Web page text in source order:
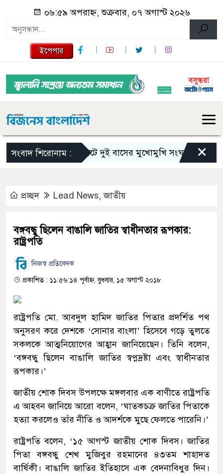
০৬:৫৯ অপরাহ্ন, শুক্রবার, ০৭ অগাস্ট ২০২৬
ইপেপার
সংবাদ শিরোনাম :সিলেটে দুই বাসের মুখোমুখি সংঘর্ষে নিহত বেড়ে ৯
×
প্রচ্ছদ Lead News,জাতীয়
বঙ্গবন্ধু ছিলেন বাঙালি জাতির স্বাধীনতার রূপকার:
রাষ্ট্রপতি
নিজস্ব প্রতিবেদক
প্রকাশিত : ১১:৫৬:১৪ পূর্বাহ্ন, বুধবার, ১৫ অগাস্ট ২০১৮
রাষ্ট্রপতি মো. আবদুল হামিদ জাতির পিতার প্রদর্শিত পথ
অনুসরণ করে দেশকে ‘সোনার বাংলা’ হিসেবে গড়ে তুলতে
সকলকে আত্মনিয়োগের আহ্বান জানিয়েছেন। তিনি বলেন,
‘বঙ্গবন্ধু ছিলেন বাঙালি জাতির স্বপ্নদ্রষ্টা এবং স্বাধীনতার
রূপকার।’
জাতীয় শোক দিবস উপলক্ষে মঙ্গলবার এক বাণীতে রাষ্ট্রপতি
এ আহ্ব্ন জানিয়ে আরো বলেন, ‘ঘাতকচক্র জাতির পিতাকে
হত্যা করলেও তাঁর নীতি ও আদর্শকে মুছে ফেলতে পারেনি।’
রাষ্ট্রপতি বলেন, ‘১৫ আগস্ট জাতীয় শোক দিবস। জাতির
পিতা বঙ্গবন্ধু শেখ মুজিবুর রহমানের ৪৩তম শাহাদত
বার্ষিকী। বাঙালি জাতির ইতিহাসে এক বেদনাবিধুর দিন।